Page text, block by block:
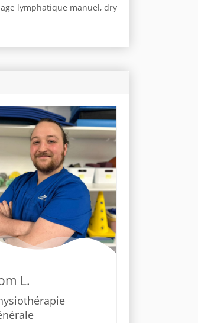
lymphatique manuel, dry
L.